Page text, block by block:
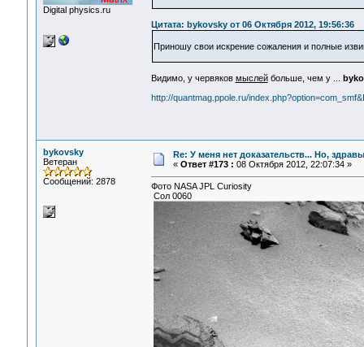
Digital physics.ru
Цитата: bykovsky от 06 Октября 2012, 19:56:36
Приношу свои искрение сожаления и полные
Видимо, у червяков мыслейбольше, чем у ...
http://quantmag.ppole.ru/
bykovsky
Ветеран
Сообщений: 2878
Re: У меня нет доказательств... Но,
« Ответ #173 : 08 Октября 2012, 22:07:34 »
Фото NASA JPL Curiosity
Сол 0060